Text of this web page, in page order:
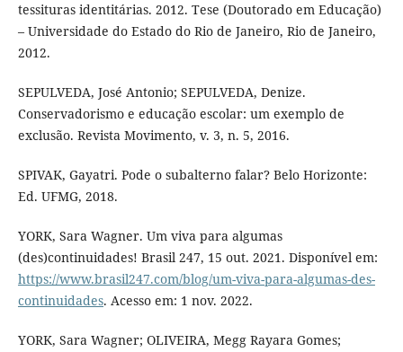
tessituras identitárias. 2012. Tese (Doutorado em Educação)
– Universidade do Estado do Rio de Janeiro, Rio de Janeiro,
2012.
SEPULVEDA, José Antonio; SEPULVEDA, Denize.
Conservadorismo e educação escolar: um exemplo de
exclusão. Revista Movimento, v. 3, n. 5, 2016.
SPIVAK, Gayatri. Pode o subalterno falar? Belo Horizonte:
Ed. UFMG, 2018.
YORK, Sara Wagner. Um viva para algumas
(des)continuidades! Brasil 247, 15 out. 2021. Disponível em:
https://www.brasil247.com/blog/um-viva-para-algumas-des-
continuidades. Acesso em: 1 nov. 2022.
YORK, Sara Wagner; OLIVEIRA, Megg Rayara Gomes;